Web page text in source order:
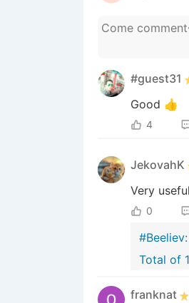
#guest31
Good 👍
4
JekovahK
Very
0
#Beeliev:
Total of
franknat